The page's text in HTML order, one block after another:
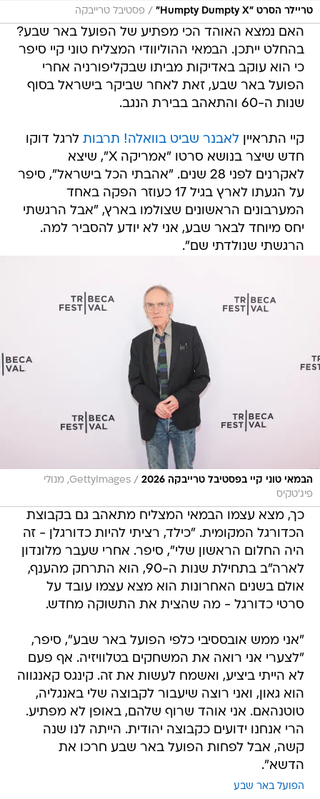
טריילר הסרט "Humpty Dumpty X" / פסטיבל טרייבקה
האם נמצא האוהד הכי מפתיע של הפועל באר שבע?
בהחלט ייתכן. הבמאי ההוליוודי המצליח טוני קיי סיפר
כי הוא עוקב באדיקות מביתו שבקליפורניה אחרי
הפועל באר שבע, זאת לאחר שביקר בישראל בסוף
שנות ה-60 והתאהב בבירת הנגב.
קיי התראייןלאבנר שביט בוואלה! תרבות לרגל דוקו
חדש שיצר בנושא סרטו "אמריקה X", שיצא
לאקרנים לפני 28 שנים. "אהבתי הכל בישראל", סיפר
על הגעתו לארץ בגיל 17 כעוזר הפקה באחד
המערבונים הראשונים שצולמו בארץ, "אבל הרגשתי
יחס מיוחד לבאר שבע, אני לא יודע להסביר למה.
הרגשתי שנולדתי שם".
הבמאי טוני קיי בפסטיבל טרייבקה 2026 /
GettyImages, מנולי
פיג'טקיס
כך, מצא עצמו הבמאי המצליח מתאהב גם בקבוצת
הכדורגל המקומית. "כילד, רציתי להיות כדורגלן - זה
היה החלום הראשון שלי", סיפר. אחרי שעבר מלונדון
לארה"ב בתחילת שנות ה-90, הוא התרחק מהענף,
אולם בשנים האחרונות הוא מצא עצמו עובד על
סרטי כדורגל - מה שהצית את התשוקה מחדש.
"אני ממש אובססיבי כלפי הפועל באר שבע", סיפר,
"לצערי אני רואה את המשחקים בטלוויזיה. אף פעם
לא הייתי ביציע, ואשמח לעשות את זה. קינגס קאנגווה
הוא גאון, ואני רוצה שיעבור לקבוצה שלי באנגליה,
טוטנהאם. אני אוהד שרוף שלהם, באופן לא מפתיע.
הרי אנחנו ידועים כקבוצה יהודית. הייתה לנו שנה
קשה, אבל לפחות הפועל באר שבע חרכו את
הדשא".
הפועל באר שבע